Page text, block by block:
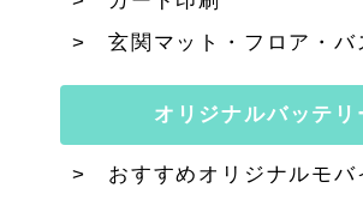
玄関マット・フロア・バ
オリジナルバッテリ
おすすめオリジナルモバ